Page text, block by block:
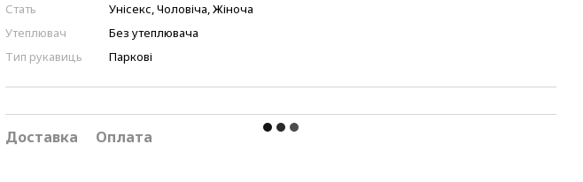
Стать
Унісекс, Чоловіча, Жіноча
Утеплювач
Без утеплювача
Тип рукавиць
Паркові
Доставка Оплата